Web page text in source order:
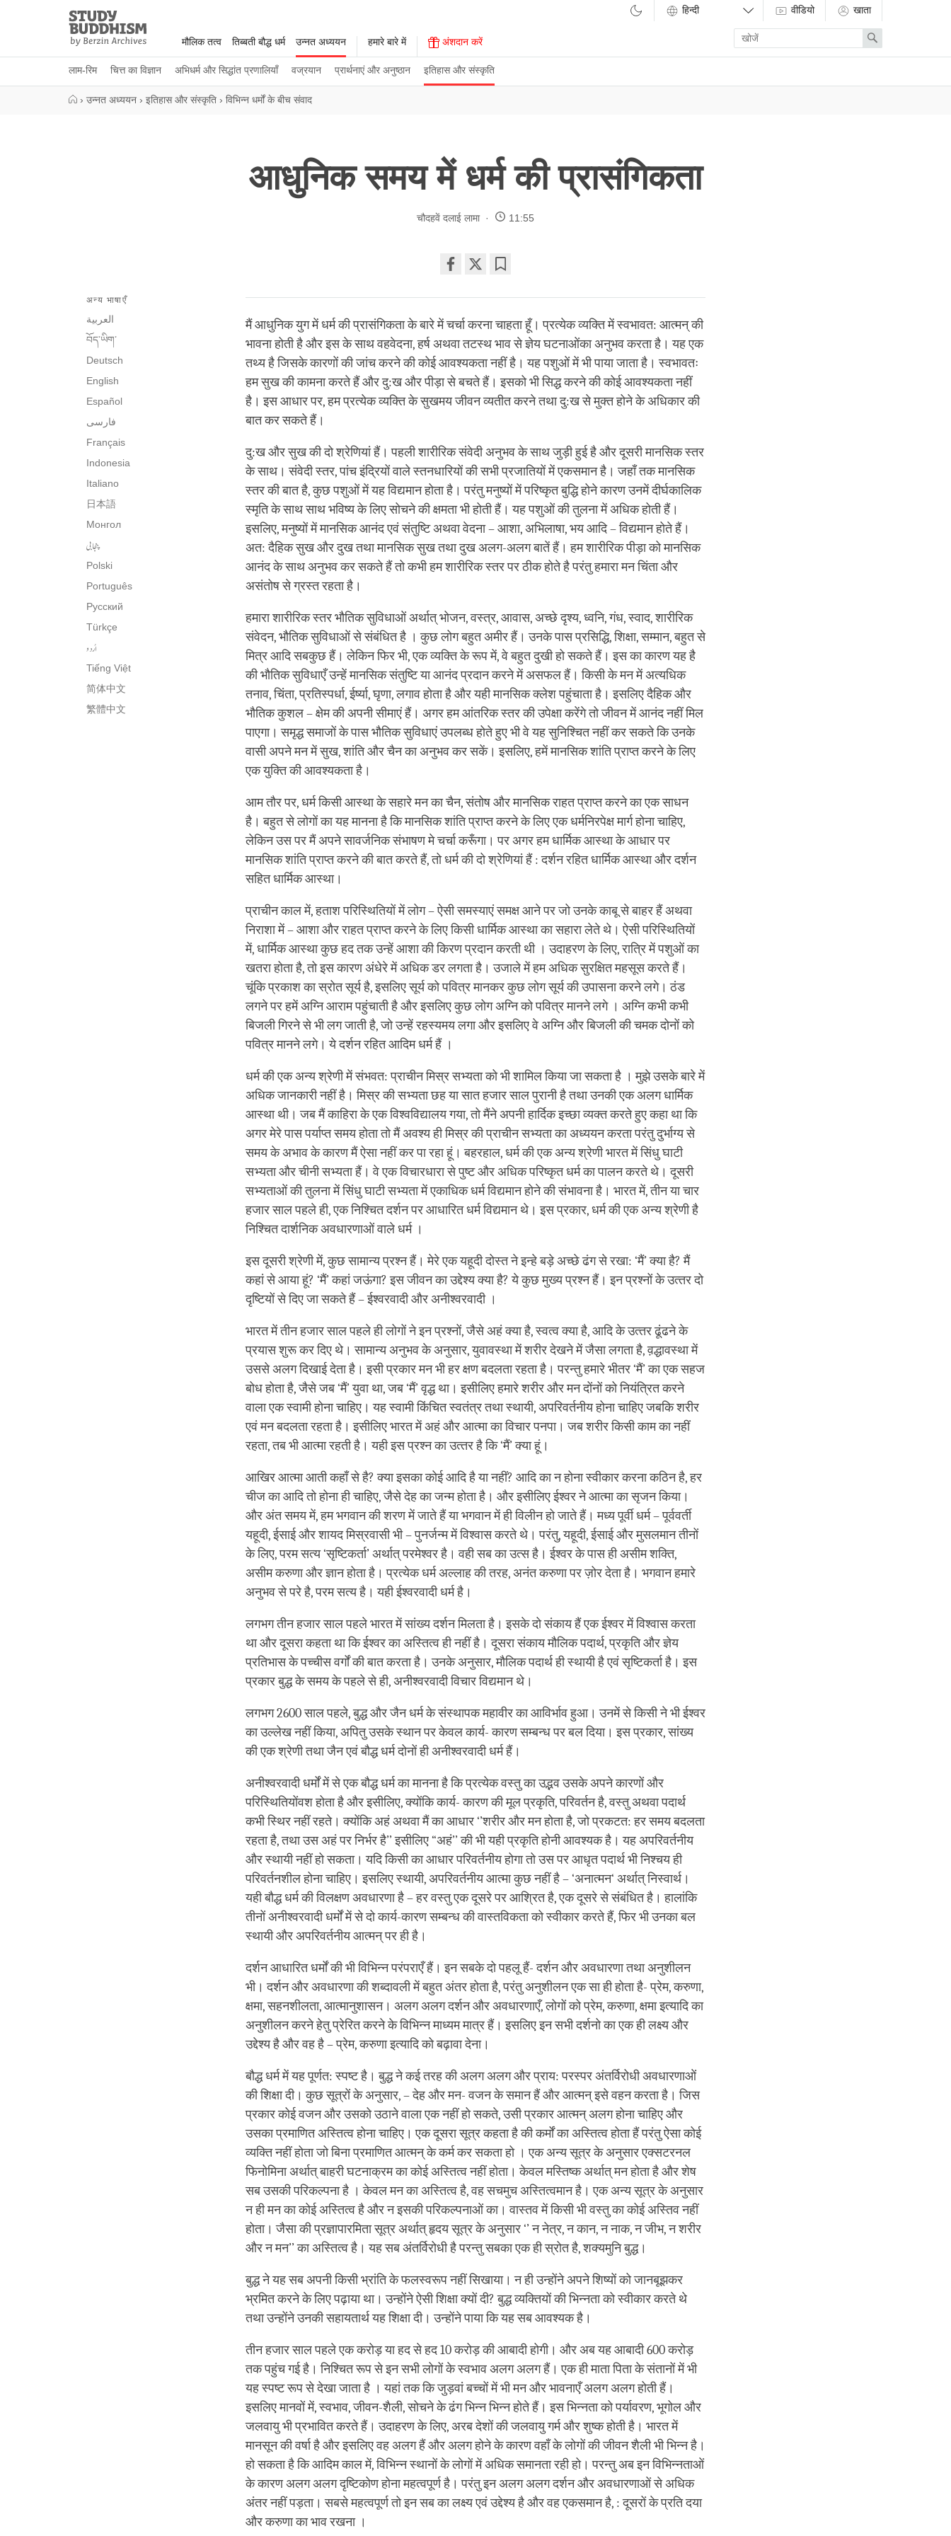
Study
Buddhism
Home
मौलिक तत्व तिब्बती बौद्ध धर्म उन्नत अध्ययन
लाम-रिम चित्त का विज्ञान अभिधर्म और सिद्धांत प्रणालियाँ वज्रयान प्रार्थनाएं और अनुष्ठान इतिहास और संस्कृति
हमारे बारे में अंशदान करें
वीडियो खाता
Enter
search
term
Search
› उन्नत अध्ययन › इतिहास और संस्कृति › विभिन्न धर्मों के बीच संवाद
आधुनिक समय में धर्म की प्रासंगिकता
चौदहवें दलाई लामा 11:55
on
facebook
अन्य भाषाएँ
العربية
བོད་ཡིག་
Deutsch
English
Español
فارسی
Français
Indonesia
Italiano
日本語
Монгол
پنجابی
Polski
Português
Русский
Türkçe
اُردو
Tiếng Việt
简体中文
繁體中文
मैं आधुनिक युग में धर्म की प्रासंगिकता के बारे में चर्चा करना चाहता हूँ। प्रत्‍येक व्‍यक्ति में स्‍वभावत: आत्‍मन् की
भावना होती है और इस के साथ वहवेदना, हर्ष अथवा तटस्थ भाव से ज्ञेय घटनाओंका अनुभव करता है। यह एक
तथ्य है जिसके कारणों की जांच करने की कोई आवश्यकता नहीं है। यह पशुओं में भी पाया जाता है। स्वभावतः
हम सुख की कामना करते हैं और दु:ख और पीड़ा से बचते हैं। इसको भी सिद्ध करने की कोई आवश्‍यकता नहीं
है। इस आधार पर, हम प्रत्येक व्यक्ति के सुखमय जीवन व्‍यतीत करने तथा दु:ख से मुक्‍त होने के अधिकार की
बात कर सकते हैं।
दु:ख और सुख की दो श्रेणियां हैं। पहली शारीरिक संवेदी अनुभव के साथ जुड़ी हुई है और दूसरी मानसिक स्तर
के साथ। संवेदी स्तर, पांच इंद्रियों वाले स्तनधारियों की सभी प्रजातियों में एकसमान है। जहाँ तक मानसिक
स्तर की बात है, कुछ पशुओं में यह विद्यमान होता है। परंतु मनुष्यों में परिष्कृत बुद्धि होने कारण उनमें दीर्घकालिक
स्मृति के साथ साथ भविष्य के लिए सोचने की क्षमता भी होती हैं। यह पशुओं की तुलना में अधिक होती हैं।
इसलिए, मनुष्यों में मानसिक आनंद एवं संतुष्टि अथवा वेदना – आशा, अभिलाषा, भय आदि – विद्यमान होते हैं।
अत: दैहिक सुख और दुख तथा मानसिक सुख तथा दुख अलग-अलग बातें हैं। हम शारीरिक पीड़ा को मानसिक
आनंद के साथ अनुभव कर सकते हैं तो कभी हम शारीरिक स्तर पर ठीक होते है परंतु हमारा मन चिंता और
असंतोष से ग्रस्‍त रहता है।
हमारा शारीरिक स्‍तर भौतिक सुविधाओं अर्थात् भोजन, वस्त्र, आवास, अच्छे दृश्‍य, ध्वनि, गंध, स्वाद, शारीरिक
संवेदन, भौतिक सुविधाओं से संबंधित है । कुछ लोग बहुत अमीर हैं। उनके पास प्रसिद्धि, शिक्षा, सम्मान, बहुत से
मित्र आदि सबकुछ हैं। लेकिन फिर भी, एक व्यक्ति के रूप में, वे बहुत दुखी हो सकते हैं। इस का कारण यह है
की भौतिक सुविधाएँ उन्‍हें मानसिक संतुष्टि या आनंद प्रदान करने में असफल हैं। किसी के मन में अत्‍यधिक
तनाव, चिंता, प्रतिस्पर्धा, ईर्ष्या, घृणा, लगाव होता है और यही मानसिक क्‍लेश पहुंचाता है। इसलिए दैहिक और
भौतिक कुशल – क्षेम की अपनी सीमाएं हैं। अगर हम आंतरिक स्तर की उपेक्षा करेंगे तो जीवन में आनंद नहीं मिल
पाएगा। समृद्ध समाजों के पास भौतिक सुविधाएं उपलब्‍ध होते हुए भी वे यह सुनिश्चित नहीं कर सकते कि उनके
वासी अपने मन में सुख, शांति और चैन का अनुभव कर सकें। इसलिए, हमें मानसिक शांति प्राप्‍त करने के लिए
एक युक्ति की आवश्‍यकता है।
आम तौर पर, धर्म किसी आस्‍था के सहारे मन का चैन, संतोष और मानसिक राहत प्राप्‍त करने का एक साधन
है। बहुत से लोगों का यह मानना है कि मानसिक शांति प्राप्‍त करने के लिए एक धर्मनिरपेक्ष मार्ग होना चाहिए,
लेकिन उस पर मैं अपने सावर्जनिक संभाषण मे चर्चा करूँगा। पर अगर हम धार्मिक आस्‍था के आधार पर
मानसिक शांति प्राप्‍त करने की बात करते हैं, तो धर्म की दो श्रेणियां हैं : दर्शन रहित धार्मिक आस्‍था और दर्शन
सहित धार्मिक आस्‍था।
प्राचीन काल में, हताश परिस्थितियों में लोग – ऐसी समस्‍याएं समक्ष आने पर जो उनके काबू से बाहर हैं अथवा
निराशा में – आशा और राहत प्राप्‍त करने के लिए किसी धार्मिक आस्‍था का सहारा लेते थे। ऐसी परिस्थितियों
में, धार्मिक आस्‍था कुछ हद तक उन्‍हें आशा की किरण प्रदान करती थी । उदाहरण के लिए, रात्रि में पशुओं का
खतरा होता है, तो इस कारण अंधेरे में अधिक डर लगता है। उजाले में हम अधिक सुरक्षित महसूस करते हैं।
चूंकि प्रकाश का स्रोत सूर्य है, इसलिए सूर्य को पवित्र मानकर कुछ लोग सूर्य की उपासना करने लगे। ठंड
लगने पर हमें अग्नि आराम पहुंचाती है और इसलिए कुछ लोग अग्नि को पवित्र मानने लगे । अग्नि कभी कभी
बिजली गिरने से भी लग जाती है, जो उन्‍हें रहस्यमय लगा और इसलिए वे अग्नि और बिजली की चमक दोनों को
पवित्र मानने लगे। ये दर्शन रहित आदिम धर्म हैं ।
धर्म की एक अन्य श्रेणी में संभवत: प्राचीन मिस्र सभ्‍यता को भी शामिल किया जा सकता है । मुझे उसके बारे में
अधिक जानकारी नहीं है। मिस्र की सभ्यता छह या सात हजार साल पुरानी है तथा उनकी एक अलग धार्मिक
आस्‍था थी। जब मैं काहिरा के एक विश्वविद्यालय गया, तो मैंने अपनी हार्दिक इच्‍छा व्‍यक्‍त करते हुए कहा था कि
अगर मेरे पास पर्याप्‍त समय होता तो मैं अवश्‍य ही मिस्र की प्राचीन सभ्यता का अध्‍ययन करता परंतु दुर्भाग्य से
समय के अभाव के कारण मैं ऐसा नहीं कर पा रहा हूं। बहरहाल, धर्म की एक अन्य श्रेणी भारत में सिंधु घाटी
सभ्यता और चीनी सभ्यता हैं। वे एक विचारधारा से पुष्‍ट और अधिक परिष्कृत धर्म का पालन करते थे। दूसरी
सभ्‍यताओं की तुलना में सिंधु घाटी सभ्यता में एकाधिक धर्म विद्यमान होने की संभावना है। भारत में, तीन या चार
हजार साल पहले ही, एक निश्चित दर्शन पर आधारित धर्म विद्यमान थे। इस प्रकार, धर्म की एक अन्‍य श्रेणी है
निश्चित दार्शनिक अवधारणाओं वाले धर्म ।
इस दूसरी श्रेणी में, कुछ सामान्‍य प्रश्‍न हैं। मेरे एक यहूदी दोस्त ने इन्हे बड़े अच्छे ढंग से रखा: ‘मैं’ क्या है? मैं
कहां से आया हूं? ‘मैं’ कहां जऊंगा? इस जीवन का उद्देश्य क्या है? ये कुछ मुख्य प्रश्‍न हैं। इन प्रश्‍नों के उत्‍तर दो
दृष्टियों से दिए जा सकते हैं – ईश्‍वरवादी और अनीश्‍वरवादी ।
भारत में तीन हजार साल पहले ही लोगों ने इन प्रश्‍नों, जैसे अहं क्‍या है, स्‍वत्‍व क्‍या है, आदि के उत्‍तर ढूंढने के
प्रयास शुरू कर दिए थे। सामान्‍य अनुभव के अनुसार, युवावस्‍था में शरीर देखने में जैसा लगता है, व़द्धावस्‍था में
उससे अलग दिखाई देता है। इसी प्रकार मन भी हर क्षण बदलता रहता है। परन्‍तु हमारे भीतर ‘मैं’ का एक सहज
बोध होता है, जैसे जब ‘मैं’ युवा था, जब ‘मैं’ वृद्ध था। इसीलिए हमारे शरीर और मन दोंनों को नियंत्रित करने
वाला एक स्‍वामी होना चाहिए। यह स्‍वामी किंचित स्‍वतंत्र तथा स्‍थायी, अपरिवर्तनीय होना चाहिए जबकि शरीर
एवं मन बदलता रहता है। इसीलिए भारत में अहं और आत्‍मा का विचार पनपा। जब शरीर किसी काम का नहीं
रहता, तब भी आत्‍मा रहती है। यही इस प्रश्‍न का उत्‍तर है कि ‘मैं’ क्‍या हूं।
आखिर आत्मा आती कहाँ से है? क्या इसका कोई आदि है या नहीं? आदि का न होना स्वीकार करना कठिन है, हर
चीज का आदि तो होना ही चाहिए, जैसे देह का जन्‍म होता है। और इसीलिए ईश्वर ने आत्मा का सृजन किया।
और अंत समय में, हम भगवान की शरण में जाते हैं या भगवान में ही विलीन हो जाते हैं। मध्य पूर्वी धर्म – पूर्ववर्ती
यहूदी, ईसाई और शायद मिस्रवासी भी – पुनर्जन्म में विश्वास करते थे। परंतु, यहूदी, ईसाई और मुसलमान तीनों
के लिए, परम सत्य ‘सृष्टिकर्ता’ अर्थात् परमेश्वर है। वही सब का उत्‍स है। ईश्वर के पास ही असीम शक्ति,
असीम करुणा और ज्ञान होता है। प्रत्‍येक धर्म अल्लाह की तरह, अनंत करुणा पर ज़ोर देता है। भगवान हमारे
अनुभव से परे है, परम सत्य है। यही ईश्‍वरवादी धर्म है।
लगभग तीन हजार साल पहले भारत में सांख्य दर्शन मिलता है। इसके दो संकाय हैं एक ईश्‍वर में विश्‍वास करता
था और दूसरा कहता था कि ईश्‍वर का अस्तित्‍व ही नहीं है। दूसरा संकाय मौलिक पदार्थ, प्रकृति और ज्ञेय
प्रतिभास के पच्चीस वर्गों की बात करता है। उनके अनुसार, मौलिक पदार्थ ही स्थायी है एवं सृष्टिकर्ता है। इस
प्रकार बुद्ध के समय के पहले से ही, अनीश्‍वरवादी विचार विद्यमान थे।
लगभग 2600 साल पहले, बुद्ध और जैन धर्म के संस्थापक महावीर का आविर्भाव हुआ। उनमें से किसी ने भी ईश्‍वर
का उल्लेख नहीं किया, अपितु उसके स्‍थान पर केवल कार्य- कारण सम्‍बन्‍ध पर बल दिया। इस प्रकार, सांख्य
की एक श्रेणी तथा जैन एवं बौद्ध धर्म दोनों ही अनीश्‍वरवादी धर्म हैं।
अनीश्‍वरवादी धर्मों में से एक बौद्ध धर्म का मानना है कि प्रत्‍येक वस्‍तु का उद्भव उसके अपने कारणों और
परिस्थितियोंवश होता है और इसीलिए, क्‍योंकि कार्य- कारण की मूल प्रकृति, परिवर्तन है, वस्‍तु अथवा पदार्थ
कभी स्थिर नहीं रहते। क्योंकि अहं अथवा मैं का आधार ‘’शरीर और मन होता है, जो प्रकटत: हर समय बदलता
रहता है, तथा उस अहं पर निर्भर है’’ इसीलिए “अहं’’ की भी यही प्रकृति होनी आवश्‍यक है। यह अपरिवर्तनीय
और स्थायी नहीं हो सकता। यदि किसी का आधार परिवर्तनीय होगा तो उस पर आधृत पदार्थ भी निश्‍चय ही
परिवर्तनशील होना चाहिए। इसलिए स्‍थायी, अपरिवर्तनीय आत्‍मा कुछ नहीं है – ‘अनात्‍मन‘ अर्थात् निस्‍वार्थ।
यही बौद्ध धर्म की विलक्षण अवधारणा है – हर वस्‍तु एक दूसरे पर आश्रित है, एक दूसरे से संबंधित है। हालांकि
तीनों अनीश्‍वरवादी धर्मों में से दो कार्य-कारण सम्‍बन्‍ध की वास्‍तविकता को स्‍वीकार करते हैं, फिर भी उनका बल
स्‍थायी और अपरिवर्तनीय आत्‍मन् पर ही है।
दर्शन आधारित धर्मों की भी विभिन्न परंपराएँ हैं। इन सबके दो पहलू हैं- दर्शन और अवधारणा तथा अनुशीलन
भी। दर्शन और अवधारणा की शब्‍दावली में बहुत अंतर होता है, परंतु अनुशीलन एक सा ही होता है- प्रेम, करुणा,
क्षमा, सहनशीलता, आत्मानुशासन। अलग अलग दर्शन और अवधारणाएँ, लोगों को प्रेम, करुणा, क्षमा इत्यादि का
अनुशीलन करने हेतु प्रेरित करने के विभिन्न माध्यम मात्र हैं। इसलिए इन सभी दर्शनो का एक ही लक्ष्य और
उद्देश्य है और वह है – प्रेम, करुणा इत्यादि को बढ़ावा देना।
बौद्ध धर्म में यह पूर्णत: स्पष्ट है। बुद्ध ने कई तरह की अलग अलग और प्राय: परस्‍पर अंतर्विरोधी अवधारणाओं
की शिक्षा दी। कुछ सूत्रों के अनुसार, – देह और मन- वजन के समान हैं और आत्मन् इसे वहन करता है। जिस
प्रकार कोई वजन और उसको उठाने वाला एक नहीं हो सकते, उसी प्रकार आत्मन् अलग होना चाहिए और
उसका प्रमाणित अस्तित्‍व होना चाहिए। एक दूसरा सूत्र कहता है की कर्मों का अस्तित्व होता हैं परंतु ऐसा कोई
व्यक्ति नहीं होता जो बिना प्रमाणित आत्‍मन् के कर्म कर सकता हो । एक अन्‍य सूत्र के अनुसार एक्‍सटरनल
फिनोमिना अर्थात् बाहरी घटनाक्रम का कोई अस्तित्‍व नहीं होता। केवल मस्तिष्‍क अर्थात् मन होता है और शेष
सब उसकी परिकल्‍पना है । केवल मन का अस्तित्व है, वह सचमुच अस्तित्‍वमान है। एक अन्य सूत्र के अनुसार
न ही मन का कोई अस्तित्‍व है और न इसकी परिकल्‍पनाओं का। वास्‍तव में किसी भी वस्‍तु का कोई अस्तिव नहीं
होता। जैसा की प्रज्ञापारमिता सूत्र अर्थात् हृदय सूत्र के अनुसार ‘’ न नेत्र, न कान, न नाक, न जीभ, न शरीर
और न मन’’ का अस्तित्‍व है। यह सब अंतर्विरोधी है परन्‍तु सबका एक ही स्रोत है, शक्‍यमुनि बुद्ध।
बुद्ध ने यह सब अपनी किसी भ्रांति के फलस्‍वरूप नहीं सिखाया। न ही उन्‍होंने अपने शिष्‍यों को जानबूझकर
भ्रमित करने के लिए पढ़ाया था। उन्‍होंने ऐसी शिक्षा क्‍यों दी? बुद्ध व्‍यक्तियों की भिन्‍नता को स्‍वीकार करते थे
तथा उन्‍होंने उनकी सहायतार्थ यह शिक्षा दी। उन्‍होंने पाया कि यह सब आवश्‍यक है।
तीन हजार साल पहले एक करोड़ या हद से हद 10 करोड़ की आबादी होगी। और अब यह आबादी 600 करोड़
तक पहुंच गई है। निश्चित रूप से इन सभी लोगों के स्वभाव अलग अलग हैं। एक ही माता पिता के संतानों में भी
यह स्‍पष्‍ट रूप से देखा जाता है । यहां तक कि जुड़वां बच्चों में भी मन और भावनाएँ अलग अलग होती हैं।
इसलिए मानवों में, स्वभाव, जीवन-शैली, सोचने के ढंग भिन्‍न भिन्‍न होते हैं। इस भिन्नता को पर्यावरण, भूगोल और
जलवायु भी प्रभावित करते हैं। उदाहरण के लिए, अरब देशों की जलवायु गर्म और शुष्क होती है। भारत में
मानसून की वर्षा है और इसलिए वह अलग हैं और अलग होने के कारण वहाँ के लोगों की जीवन शैली भी भिन्‍न है।
हो सकता है कि आदिम काल में, विभिन्‍न स्‍थानों के लोगों में अधिक समानता रही हो। परन्‍तु अब इन विभिन्‍नताओं
के कारण अलग अलग दृष्टिकोण होना महत्‍वपूर्ण है। परंतु इन अलग अलग दर्शन और अवधारणाओं से अधिक
अंतर नहीं पड़ता। सबसे महत्वपूर्ण तो इन सब का लक्ष्य एवं उद्देश्य है और वह एकसमान है, : दूसरों के प्रति दया
और करुणा का भाव रखना ।